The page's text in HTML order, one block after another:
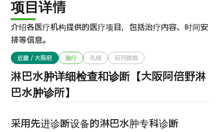
国际 第二医疗意见（湘南镰仓综合医院）
治療 治療
2026.01.12
项目详情
介绍各医疗机构提供的医疗项目，包括治疗内容、时间安
排等信息。
近畿 / 大阪府 治疗 乳癌 前列腺癌
淋巴水肿详细检查和诊断【大阪阿倍野淋
巴水肿诊所】
采用先进诊断设备的淋巴水肿专科诊断